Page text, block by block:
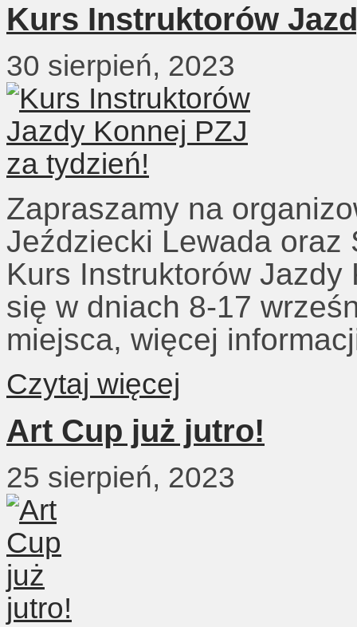
Kurs Instruktorów
30 sierpień, 2023
Zapraszamy na
Jeździecki Lewada oraz
Kurs Instruktorów
się w dniach 8-17
miejsca, więcej
Czytaj więcej
Art Cup już jutro!
25 sierpień, 2023